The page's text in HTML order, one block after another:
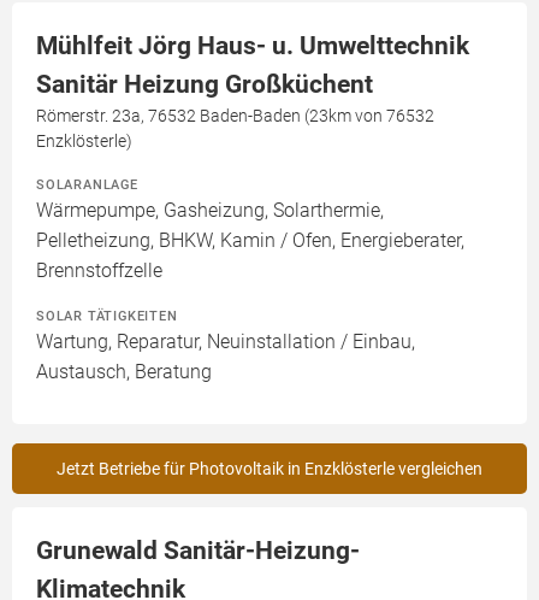
Mühlfeit Jörg Haus- u. Umwelttechnik
Sanitär Heizung Großküchent
Römerstr. 23a, 76532 Baden-Baden (23km von 76532
Enzklösterle)
SOLARANLAGE
Wärmepumpe, Gasheizung, Solarthermie,
Pelletheizung, BHKW, Kamin / Ofen, Energieberater,
Brennstoffzelle
SOLAR TÄTIGKEITEN
Wartung, Reparatur, Neuinstallation / Einbau,
Austausch, Beratung
Jetzt Betriebe für Photovoltaik in Enzklösterle vergleichen
Grunewald Sanitär-Heizung-
Klimatechnik